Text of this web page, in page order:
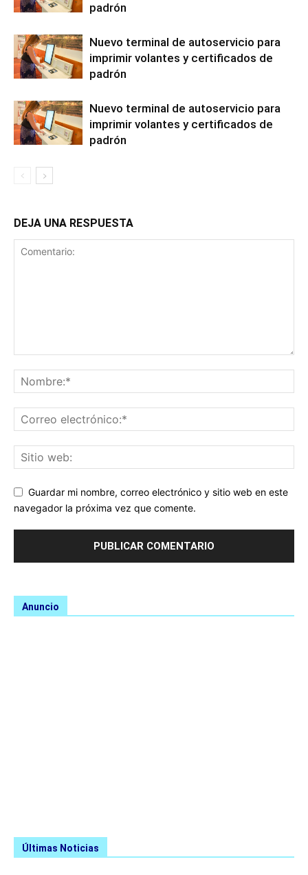
padrón
Nuevo terminal de autoservicio para
imprimir volantes y certificados de
padrón
Nuevo terminal de autoservicio para
imprimir volantes y certificados de
padrón
DEJA UNA RESPUESTA
Guardar mi nombre, correo electrónico y sitio web en este
navegador la próxima vez que comente.
Anuncio
Últimas Noticias